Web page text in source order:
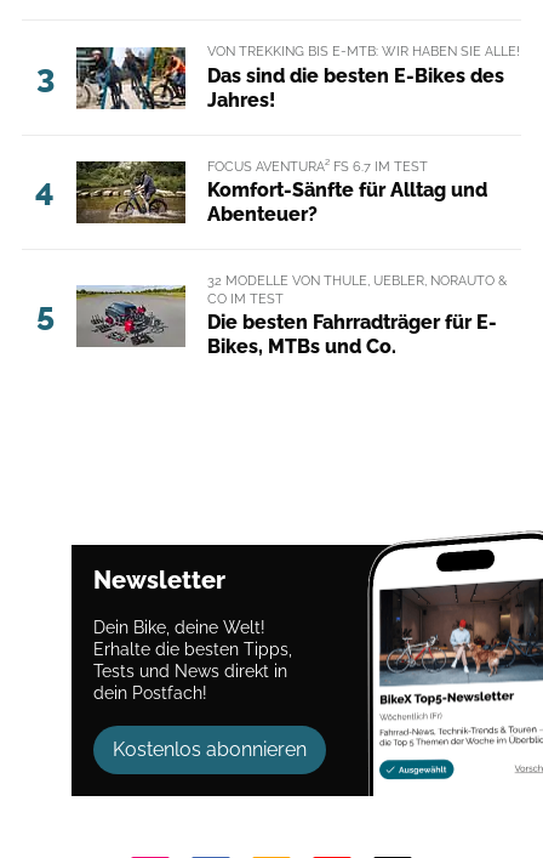
3
VON TREKKING BIS E-MTB: WIR HABEN SIE ALLE!
Das sind die besten E-Bikes des
Jahres!
4
FOCUS AVENTURA² FS 6.7 IM TEST
Komfort-Sänfte für Alltag und
Abenteuer?
5
32 MODELLE VON THULE, UEBLER, NORAUTO &
CO IM TEST
Die besten Fahrradträger für E-
Bikes, MTBs und Co.
Newsletter
Dein Bike, deine Welt!
Erhalte die besten Tipps,
Tests und News direkt in
dein Postfach!
Kostenlos abonnieren